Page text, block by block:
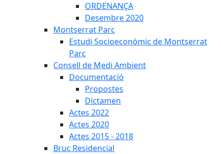
ORDENANÇA
Desembre 2020
Montserrat Parc
Estudi Socioeconòmic de Montserrat
Parc
Consell de Medi Ambient
Documentació
Propostes
Dictamen
Actes 2022
Actes 2020
Actes 2015 - 2018
Bruc Residencial